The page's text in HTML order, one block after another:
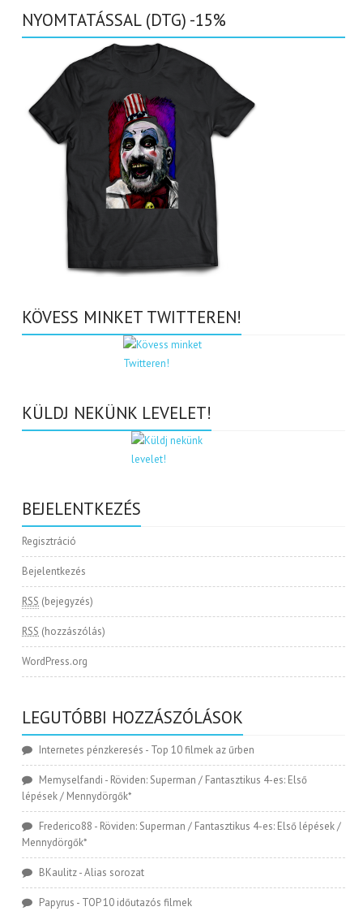
NYOMTATÁSSAL (DTG) -15%
KÖVESS MINKET TWITTEREN!
KÜLDJ NEKÜNK LEVELET!
BEJELENTKEZÉS
Regisztráció
Bejelentkezés
RSS (bejegyzés)
RSS (hozzászólás)
WordPress.org
LEGUTÓBBI HOZZÁSZÓLÁSOK
Internetes pénzkeresés - Top 10 filmek az űrben
Memyselfandi - Röviden: Superman / Fantasztikus 4-es: Első
lépések / Mennydörgők*
Frederico88 - Röviden: Superman / Fantasztikus 4-es: Első lépések /
Mennydörgők*
BKaulitz-Alias sorozat
Papyrus - TOP 10 időutazós filmek